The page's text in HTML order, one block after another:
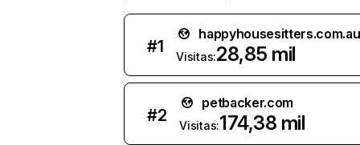
#1
happyhousesitters.com.au
Visitas:28,85 mil
#2
petbacker.com
Visitas:174,38 mil